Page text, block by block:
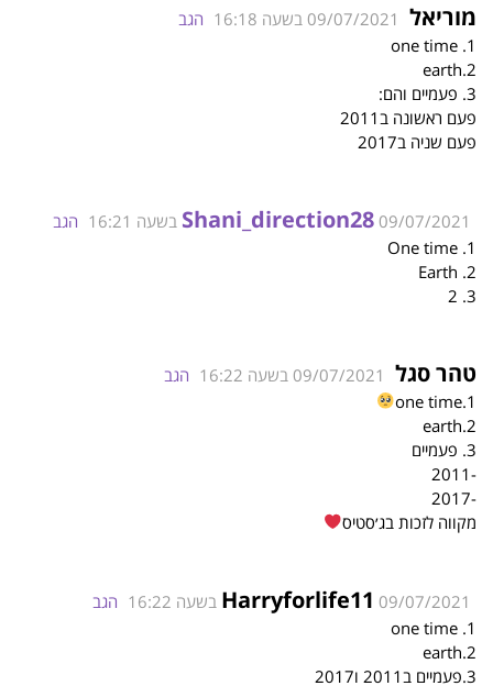
מוריאל 09/07/2021 בשעה 16:18
הגב
1. one time
2.earth
3. פעמיים והם:
פעם ראשונה ב2011
פעם שניה ב2017
Shani_direction28 09/07/2021 בשעה 16:21
הגב
1. One time
2. Earth
3. 2
טהר סגל 09/07/2021 בשעה 16:22
הגב
1.one time
2.earth
3. פעמיים
-2011
-2017
מקווה לזכות בג׳סטיס
Harryforlife11 09/07/2021 בשעה 16:22
הגב
1. one time
2.earth
3.פעמיים ב2011 ו2017